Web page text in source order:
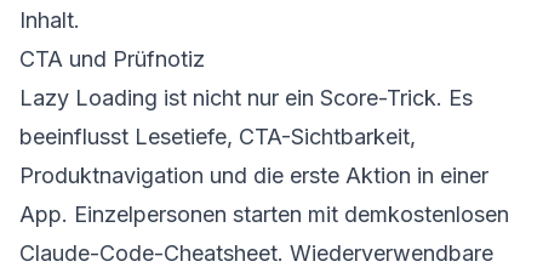
Inhalt.
CTA und Prüfnotiz
Lazy Loading ist nicht nur ein Score-Trick. Es
beeinflusst Lesetiefe, CTA-Sichtbarkeit,
Produktnavigation und die erste Aktion in einer
App. Einzelpersonen starten mit demkostenlosen
Claude-Code-Cheatsheet. Wiederverwendbare